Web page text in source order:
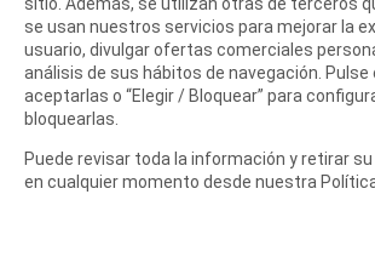
Repuestos TeamC
Repuestos Team Magic
Repuestos ThunderTiger
Repuestos Traxxas
Repuestos VRX
Repuestos WLToys Coches
se usan nuestros servicios para mejorar la
usuario, divulgar ofertas comerciales
análisis de sus hábitos de navegación. Pulse
aceptarlas o “Elegir / Bloquear” para
bloquearlas.
Puede revisar toda la información y retirar
en cualquier momento desde nuestra